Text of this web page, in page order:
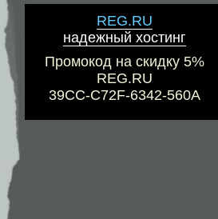
REG.RU
надежный хостинг
Промокод на скидку 5%
REG.RU
39CC-C72F-6342-560A